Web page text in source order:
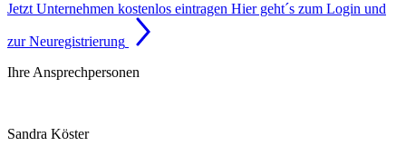
Jetzt Unternehmen kostenlos eintragen Hier geht´s zum Login und
zur Neuregistrierung
Ihre Ansprechpersonen
Sandra Köster